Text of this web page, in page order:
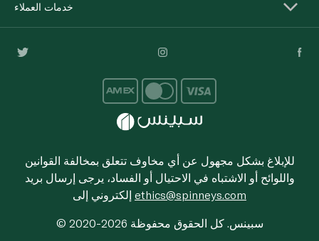
خدمات العملاء
للإبلاغ بشكل مجهول عن أي مخاوف تتعلق بمخالفة القوانين
واللوائح أو الاشتباه في الاحتيال أو الفساد، يرجى إرسال بريد
ethics@spinneys.com
© 2020-2026 سبينس. كل الحقوق محفوظة